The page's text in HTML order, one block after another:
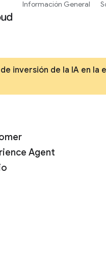
inversión de la IA en
Agent
Información General